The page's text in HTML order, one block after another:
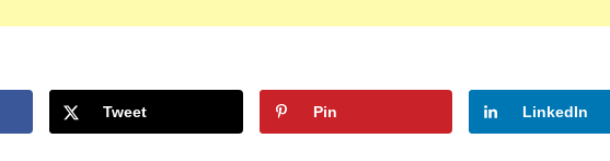
Tweet Pin LinkedIn